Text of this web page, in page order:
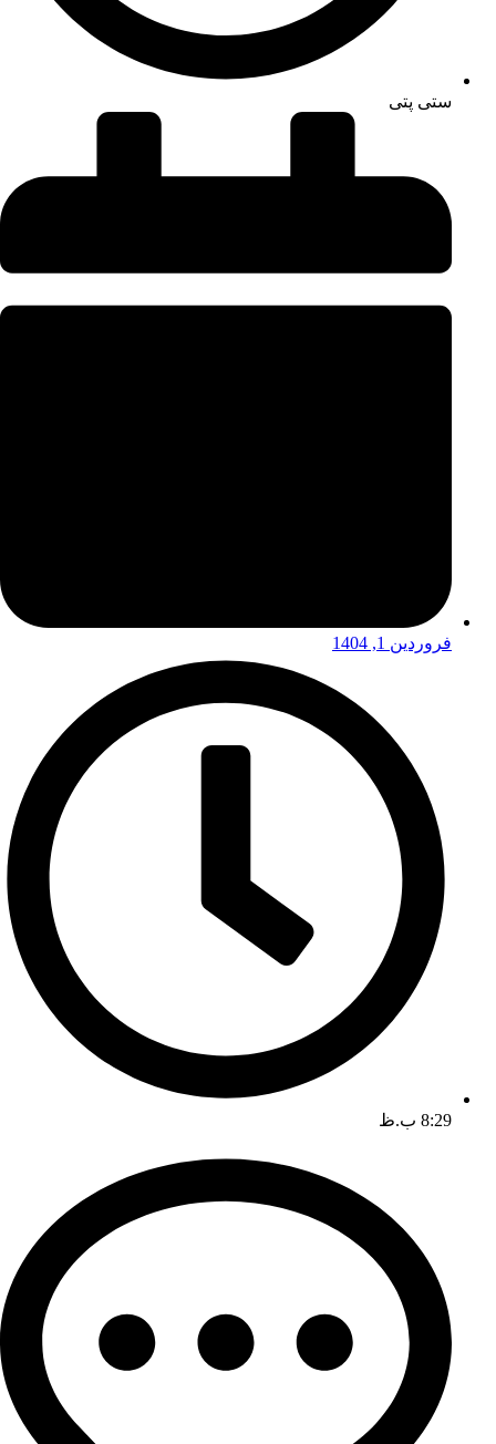
ستی پتی
فروردین 1, 1404
8:29 ب.ظ